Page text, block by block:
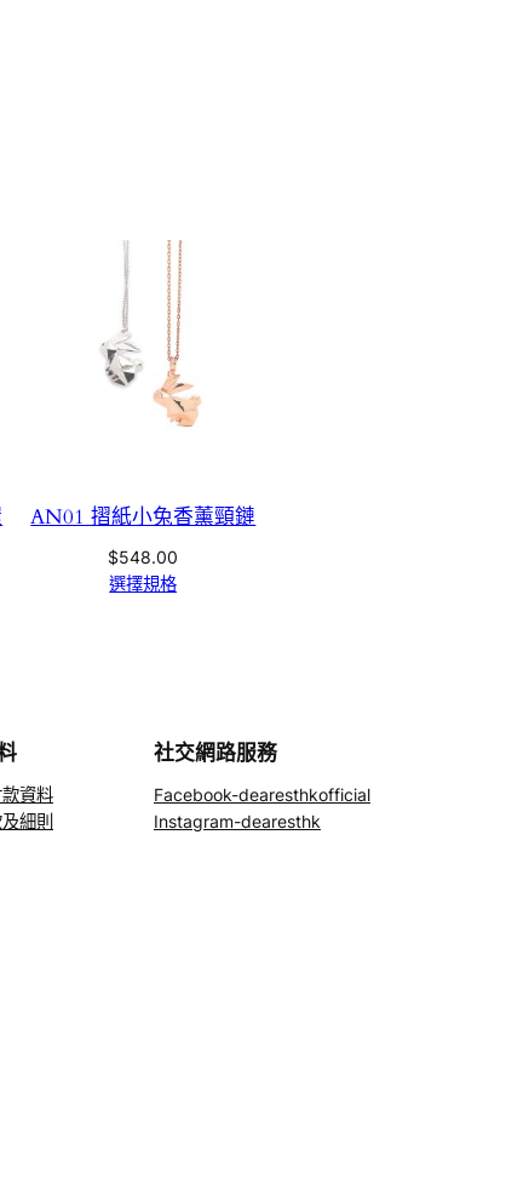
AN01 摺紙小兔香薰頸鏈
$548.00
選擇規格
資料
細則
社交網路服務
Facebook-dearesthkofficial
Instagram-dearesthk